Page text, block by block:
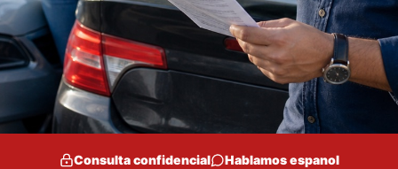
Consulta confidencial
Hablamos espanol